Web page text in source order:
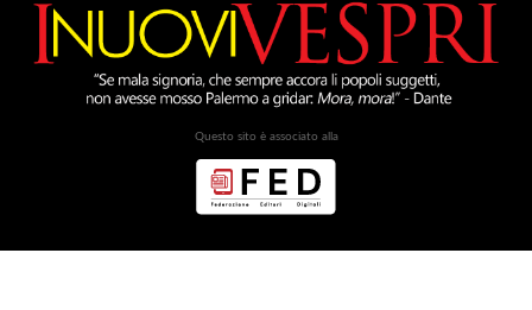
Questo sito è associato alla